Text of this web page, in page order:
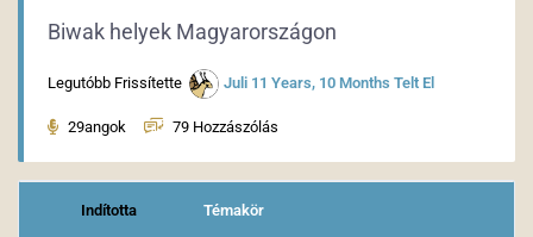
Biwak helyek Magyarországon
Legutóbb Frissítette Juli 11 Years, 10 Months Telt El
29angok 79 Hozzászólás
Indította Témakör